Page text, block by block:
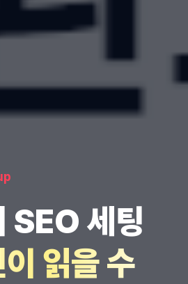
SEO 세팅
읽을 수